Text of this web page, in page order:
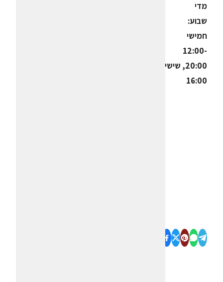
מדי
שבוע:
חמישי
12:00-
16:00